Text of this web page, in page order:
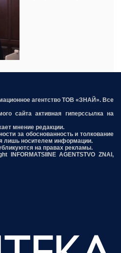
агентство ТОВ «ЗНАЙ». Все
сайта активная гиперссылка на
мнение редакции.
за обоснованность и толкование
лишь носителем информации.
на правах рекламы.
INFORMATSIINE AGENTSTVO ZNAI,